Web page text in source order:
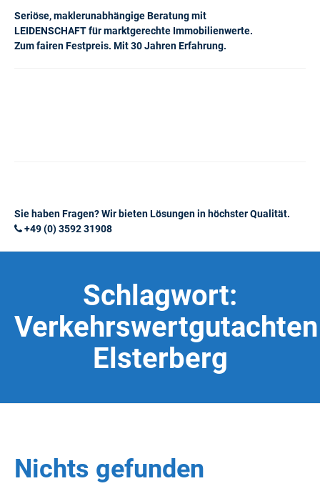
Seriöse, maklerunabhängige Beratung mit
LEIDENSCHAFT für marktgerechte Immobilienwerte.
Zum fairen Festpreis. Mit 30 Jahren Erfahrung.
Sie haben Fragen? Wir bieten Lösungen in höchster Qualität.
+49 (0) 3592 31908
Schlagwort:
Verkehrswertgutachten
Elsterberg
Nichts gefunden